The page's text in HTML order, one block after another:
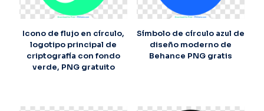
Icono de flujo en círculo,
logotipo principal de
criptografía con fondo
verde, PNG gratuito
Símbolo de círculo azul de
diseño moderno de
Behance PNG gratis